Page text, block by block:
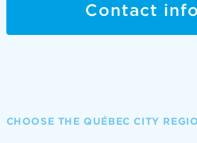
Contact
CHOOSE THE QUÉBEC CITY